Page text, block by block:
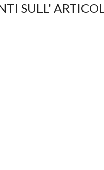
SULL'